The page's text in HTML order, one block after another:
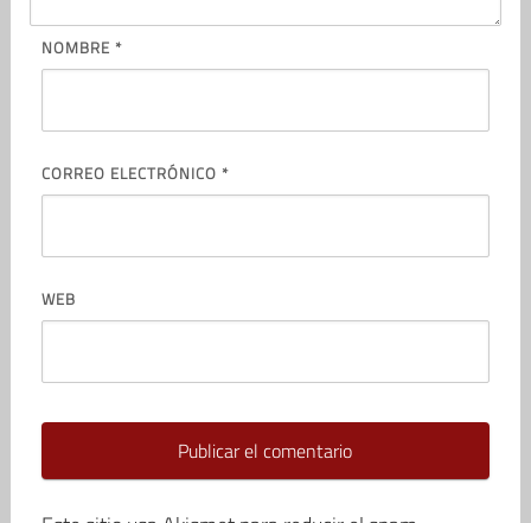
NOMBRE *
CORREO ELECTRÓNICO *
WEB